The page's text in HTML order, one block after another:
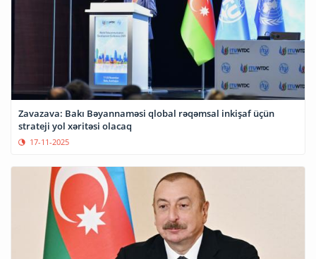
Zavazava: Bakı Bəyannaməsi qlobal rəqəmsal inkişaf üçün
strateji yol xəritəsi olacaq
17-11-2025